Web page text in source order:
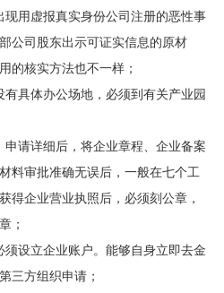
用虚报真实身份公司注册的恶性事
公司股东出示可证实信息的原材
的核实方法也不一样；
具体办公场地，必须到有关产业园
请详细后，将企业章程、企业备案
料审批准确无误后，一般在七个工
得企业营业执照后，必须刻公章，
；
设立企业账户。能够自身立即去金
三方组织申请；